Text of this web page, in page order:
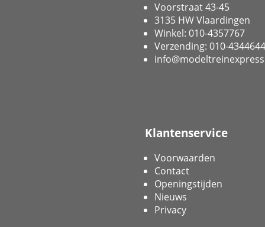
Voorstraat 43-45
3135 HW Vlaardingen
Winkel: 010-4357767
Verzending: 010-4344644
Klantenservice
Voorwaarden
Contact
Openingstijden
Nieuws
Privacy